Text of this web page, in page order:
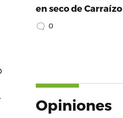
en seco de Carraízo
0
Opiniones